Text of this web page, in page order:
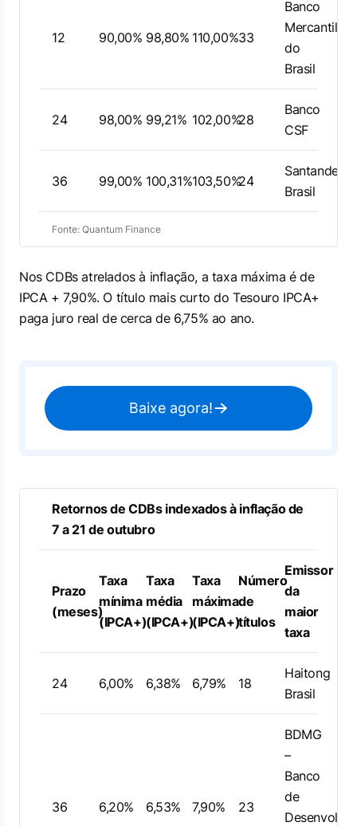
12 90,00% 98,80% 110,00%33
Banco
Mercantil
do
Brasil
24 98,00% 99,21% 102,00%28
Banco
CSF
36 99,00% 100,31%103,50%24
Santander
Brasil
Fonte: Quantum Finance
Nos CDBs atrelados à inflação, a taxa máxima é de
IPCA + 7,90%. O título mais curto do Tesouro IPCA+
paga juro real de cerca de 6,75% ao ano.
Baixe agora!
Retornos de CDBs indexados à inflação de
7 a 21 de outubro
Prazo
(meses)
Taxa
mínima
(IPCA+)
Taxa
média
(IPCA+)
Taxa
máxima
(IPCA+)
Número
de
títulos
Emissor
da
maior
taxa
24 6,00% 6,38% 6,79% 18
Haitong
Brasil
36 6,20% 6,53% 7,90% 23
BDMG
–
Banco
de